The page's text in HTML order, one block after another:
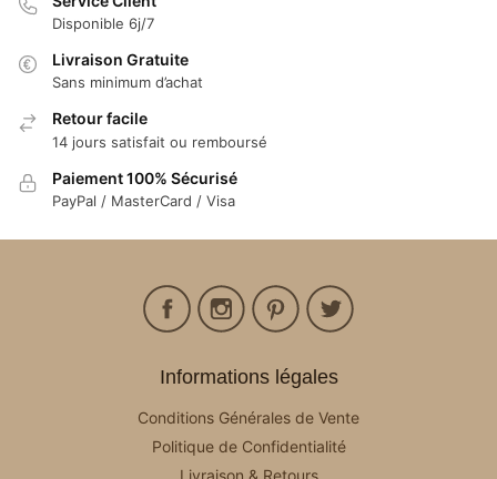
Disponible 6j/7
Livraison Gratuite
Sans minimum d’achat
Retour facile
14 jours satisfait ou remboursé
Paiement 100% Sécurisé
PayPal / MasterCard / Visa
Informations légales
Conditions Générales de Vente
Politique de Confidentialité